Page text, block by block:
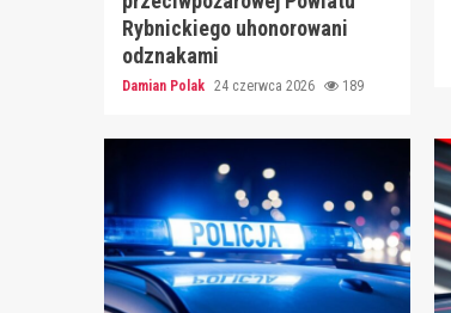
Rybnickiego uhonorowani
odznakami
Damian Polak 24 czerwca 2026 189